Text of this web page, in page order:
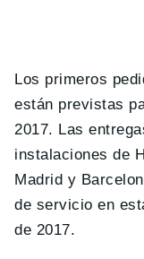
Los primeros
están previstas
2017. Las
instalaciones de
Madrid y
de servicio en
de 2017.